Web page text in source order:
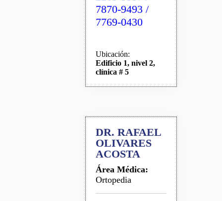
7870-9493 /
7769-0430
Ubicación:
Edificio 1, nivel 2,
clínica # 5
DR. RAFAEL
OLIVARES
ACOSTA
Área Médica:
Ortopedia